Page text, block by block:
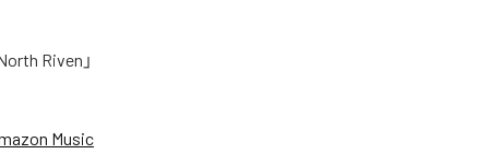
Riven」
Music